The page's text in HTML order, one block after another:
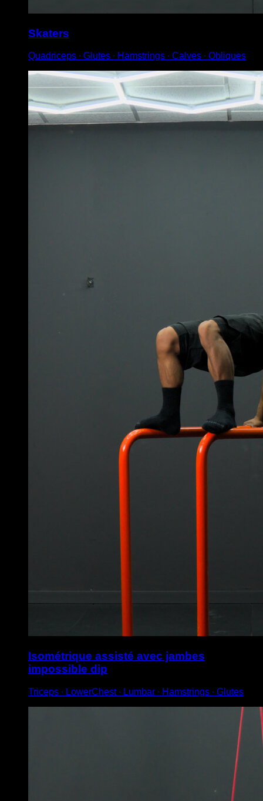
Skaters
Quadriceps ∙ Glutes ∙ Hamstrings ∙ Calves ∙ Obliques
Isométrique assisté avec jambes
impossible dip
Triceps ∙ LowerChest ∙ Lumbar ∙ Hamstrings ∙ Glutes